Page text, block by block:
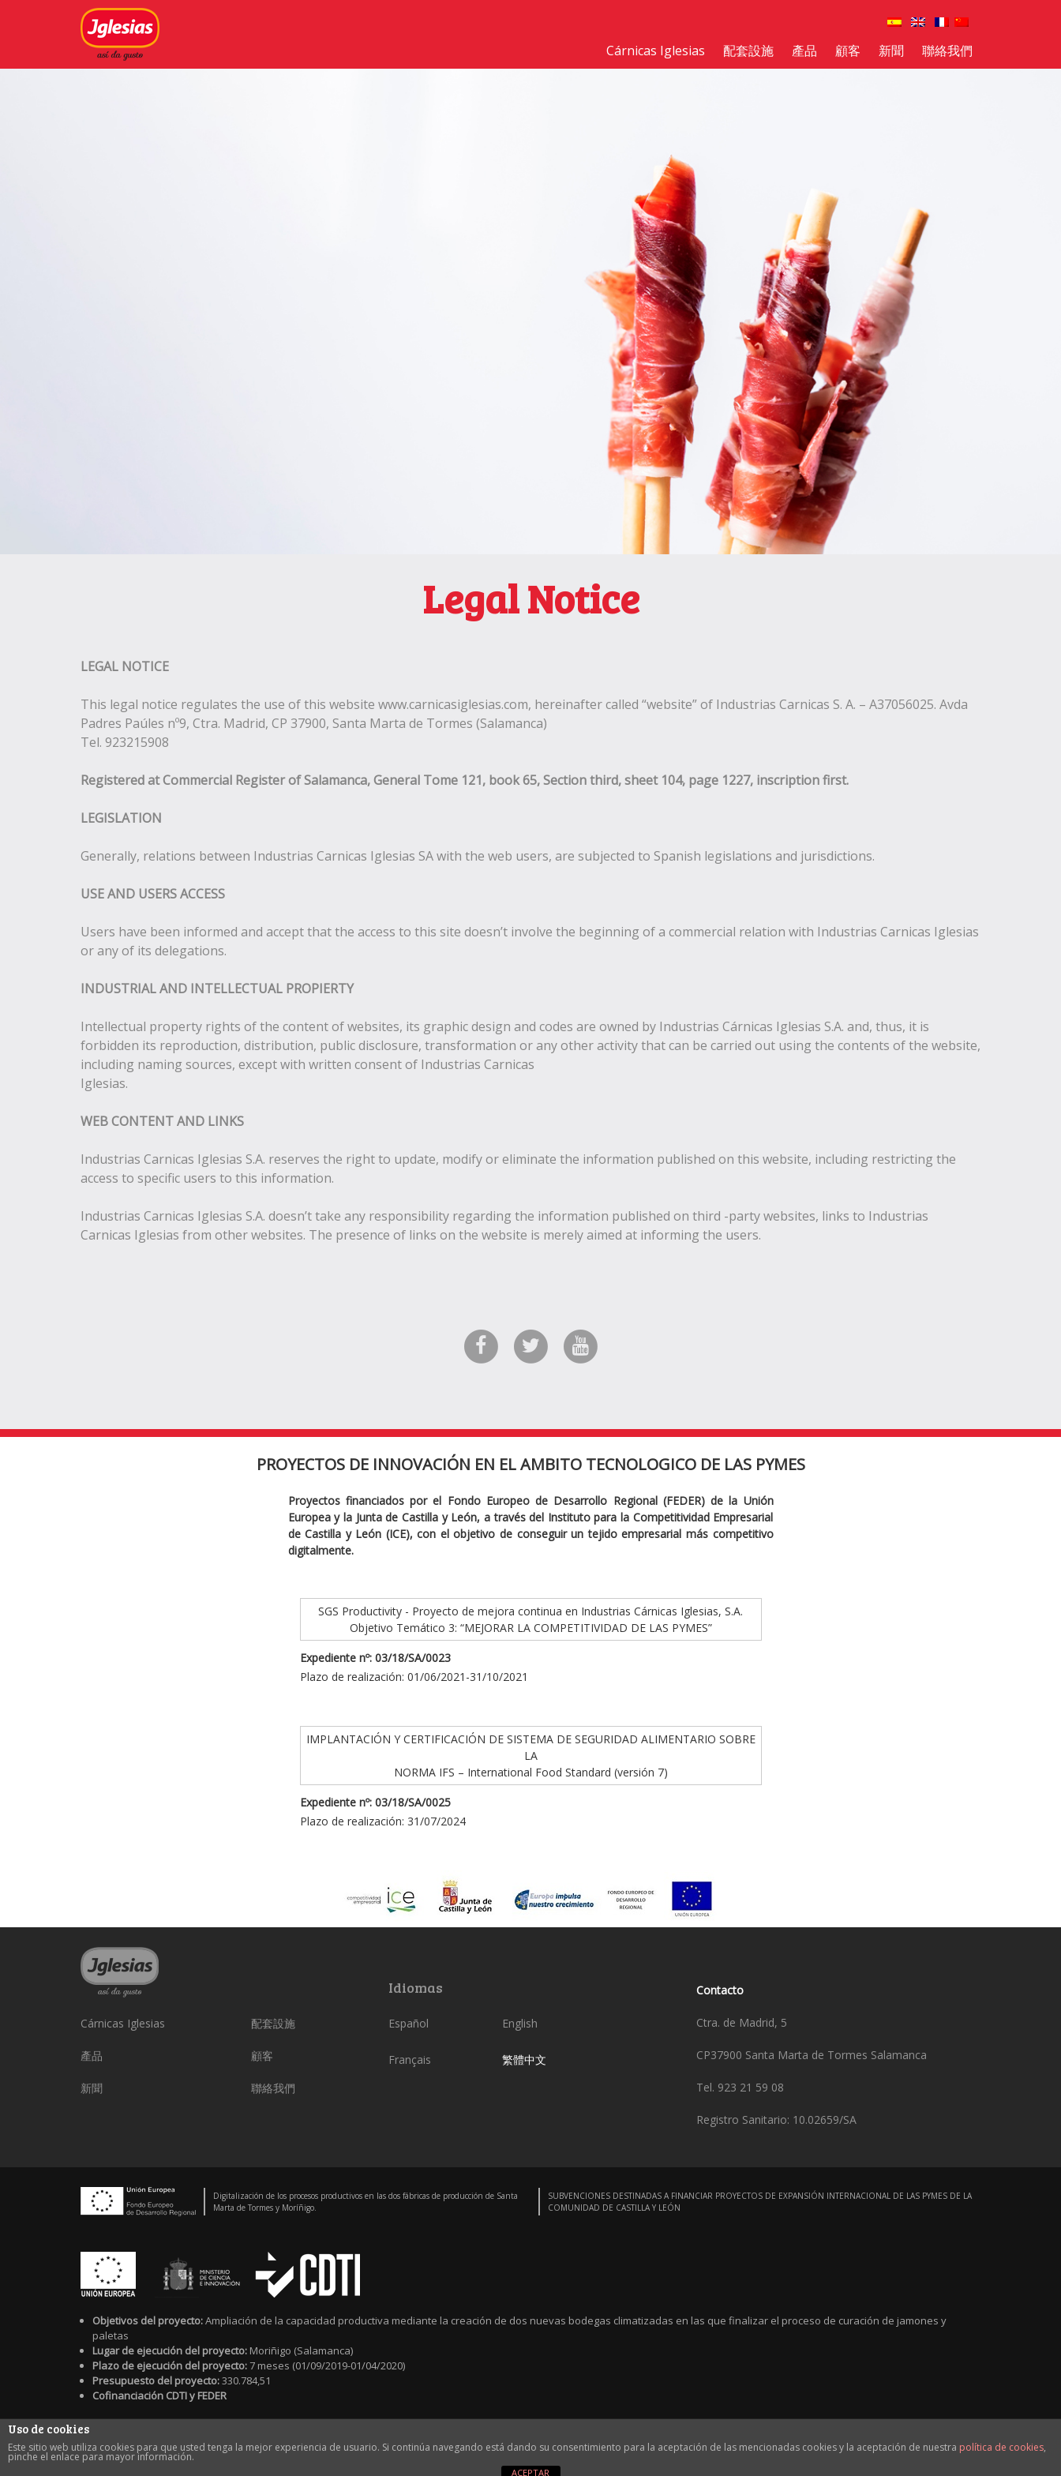
Cárnicas Iglesias 配套設施 產品 顧客 新聞 聯絡我們
Legal Notice
LEGAL NOTICE
This legal notice regulates the use of this website www.carnicasiglesias.com, hereinafter called “website” of Industrias Carnicas S. A. – A37056025. Avda
Padres Paúles nº9, Ctra. Madrid, CP 37900, Santa Marta de Tormes (Salamanca)
Tel. 923215908
Registered at Commercial Register of Salamanca, General Tome 121, book 65, Section third, sheet 104, page 1227, inscription first.
LEGISLATION
Generally, relations between Industrias Carnicas Iglesias SA with the web users, are subjected to Spanish legislations and jurisdictions.
USE AND USERS ACCESS
Users have been informed and accept that the access to this site doesn’t involve the beginning of a commercial relation with Industrias Carnicas Iglesias
or any of its delegations.
INDUSTRIAL AND INTELLECTUAL PROPIERTY
Intellectual property rights of the content of websites, its graphic design and codes are owned by Industrias Cárnicas Iglesias S.A. and, thus, it is
forbidden its reproduction, distribution, public disclosure, transformation or any other activity that can be carried out using the contents of the website,
including naming sources, except with written consent of Industrias Carnicas
Iglesias.
WEB CONTENT AND LINKS
Industrias Carnicas Iglesias S.A. reserves the right to update, modify or eliminate the information published on this website, including restricting the
access to specific users to this information.
Industrias Carnicas Iglesias S.A. doesn’t take any responsibility regarding the information published on third -party websites, links to Industrias
Carnicas Iglesias from other websites. The presence of links on the website is merely aimed at informing the users.
PROYECTOS DE INNOVACIÓN EN EL AMBITO TECNOLOGICO DE LAS PYMES
Proyectos financiados por el Fondo Europeo de Desarrollo Regional (FEDER) de la Unión
Europea y la Junta de Castilla y León, a través del Instituto para la Competitividad Empresarial
de Castilla y León (ICE), con el objetivo de conseguir un tejido empresarial más competitivo
digitalmente.
SGS Productivity - Proyecto de mejora continua en Industrias Cárnicas Iglesias, S.A.
Objetivo Temático 3: “MEJORAR LA COMPETITIVIDAD DE LAS PYMES”
Expediente nº: 03/18/SA/0023
Plazo de realización: 01/06/2021-31/10/2021
IMPLANTACIÓN Y CERTIFICACIÓN DE SISTEMA DE SEGURIDAD ALIMENTARIO SOBRE
LA
NORMA IFS – International Food Standard (versión 7)
Expediente nº: 03/18/SA/0025
Plazo de realización: 31/07/2024
Cárnicas Iglesias 配套設施
產品 顧客
新聞 聯絡我們
Idiomas
Español English
Français 繁體中文
Contacto
Ctra. de Madrid, 5
CP37900 Santa Marta de Tormes Salamanca
Tel. 923 21 59 08
Registro Sanitario: 10.02659/SA
Digitalización de los procesos productivos en las dos fábricas de producción de Santa
Marta de Tormes y Moríñigo.
SUBVENCIONES DESTINADAS A FINANCIAR PROYECTOS DE EXPANSIÓN INTERNACIONAL DE LAS PYMES DE LA
COMUNIDAD DE CASTILLA Y LEÓN
Objetivos del proyecto:Ampliación de la capacidad productiva mediante la creación de dos nuevas bodegas climatizadas en las que finalizar el proceso de curación de jamones y
paletas
Lugar de ejecución del proyecto: Moriñigo (Salamanca)
Plazo de ejecución del proyecto:7 meses (01/09/2019-01/04/2020)
Presupuesto del proyecto:330.784,51
Cofinanciación CDTI y FEDER
© Cárnicas Iglesias |
Uso de cookies
Este sitio web utiliza cookies para que usted tenga la mejor experiencia de usuario. Si continúa navegando está dando su consentimiento para la aceptación de las mencionadas cookies y la aceptación de nuestra política de cookies,
pinche el enlace para mayor información.
ACEPTAR